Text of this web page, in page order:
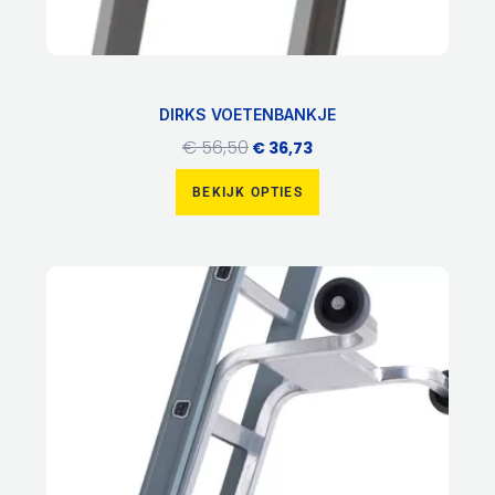
DIRKS VOETENBANKJE
€56,50 € 36,73
BEKIJK OPTIES
Dit
product
heeft
meerdere
variaties.
Deze
optie
kan
gekozen